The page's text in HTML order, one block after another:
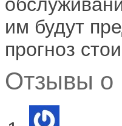
им будут
прогноз
Отзывы о